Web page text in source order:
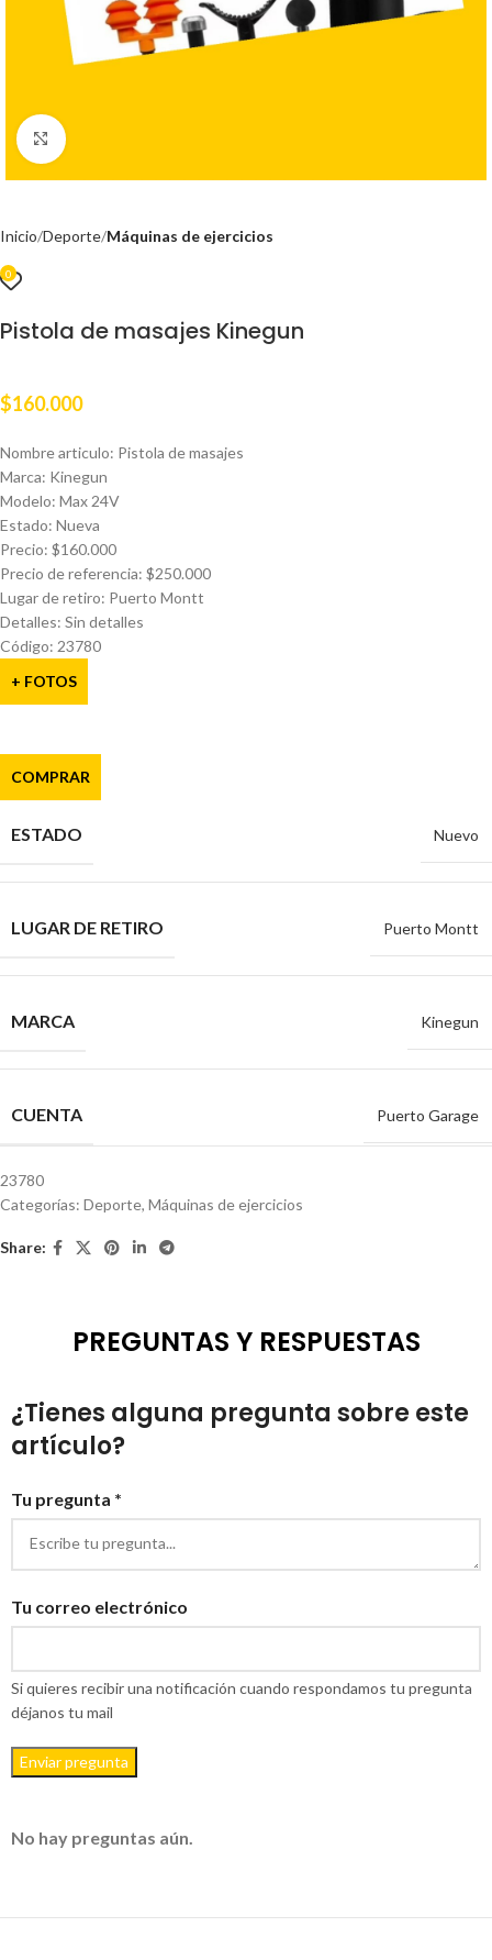
Clic para ampliar
Inicio Deporte Máquinas de ejercicios
0
Pistola de masajes Kinegun
$160.000
Nombre articulo: Pistola de masajes
Marca: Kinegun
Modelo: Max 24V
Estado: Nueva
Precio: $160.000
Precio de referencia: $250.000
Lugar de retiro: Puerto Montt
Detalles: Sin detalles
Código: 23780
+ FOTOS
COMPRAR
ESTADO Nuevo
LUGAR DE RETIRO Puerto Montt
MARCA Kinegun
CUENTA Puerto Garage
23780
Categorías: Deporte, Máquinas de ejercicios
Share:
PREGUNTAS Y RESPUESTAS
¿Tienes alguna pregunta sobre este
artículo?
Tu pregunta *
Tu correo electrónico
Si quieres recibir una notificación cuando respondamos tu pregunta
déjanos tu mail
Enviar pregunta
No hay preguntas aún.